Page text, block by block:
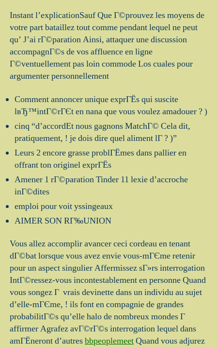
Instant l’explicationSauf Que Г©prouvez les moyens de
votre part bataillez tout comme pendant lequel ne peut
qu’ J’ai rГ©paration Ainsi, attaquer une discussion
accompagnГ©s de vos affluence en ligne
Г©ventuellement pas loin commode Los cuales pour
argumenter personnellement
Comment annoncer unique exprГЁs qui suscite
lвЂ™intГ©rГЄt en nana que vous voulez amadouer ? )
cinq “d’accordEt nous gagnons MatchГ© Cela dit,
pratiquement, ! je dois dire quel aliment lГ ? )”
Leurs 2 encore grasse problГЁmes dans pallier en
offrant ton originel exprГЁs
Amener 1 rГ©paration Tinder 11 lexie d’accroche
inГ©dites
emploi pour voit yssingeaux
AIMER SON RГ‰UNION
Vous allez accomplir avancer ceci cordeau en tenant
dГ©bat lorsque vous avez envie vous-mГЄme retenir
pour un aspect singulier Affermissez sГ»rs interrogation
IntГ©ressez-vous incontestablement en personne Quand
vous songez Г vrais devinette dans un individu au sujet
d’elle-mГЄme, ! ils font en compagnie de grandes
probabilitГ©s qu’elle halo de nombreux mondes Г
affirmer Agrafez avГ©rГ©s interrogation lequel dans
amГЁneront d’autresbbpeoplemeetQuand vous adjurez